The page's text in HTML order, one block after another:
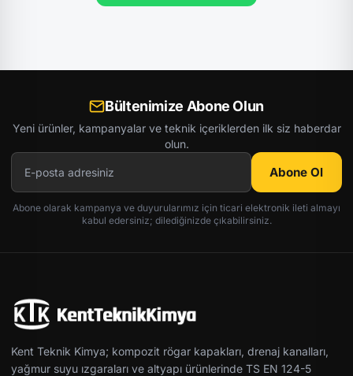
Bültenimize Abone Olun
Yeni ürünler, kampanyalar ve teknik içeriklerden ilk siz haberdar
olun.
Abone Ol
Abone olarak kampanya ve duyurularımız için ticari elektronik ileti almayı
kabul edersiniz; dilediğinizde çıkabilirsiniz.
Kent Teknik Kimya; kompozit rögar kapakları, drenaj kanalları,
yağmur suyu ızgaraları ve altyapı ürünlerinde TS EN 124-5